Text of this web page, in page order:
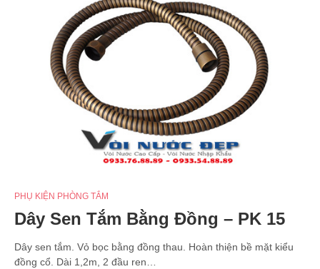
PHỤ KIỆN PHÒNG TẮM
Dây Sen Tắm Bằng Đồng – PK 15
Dây sen tắm. Vỏ bọc bằng đồng thau. Hoàn thiện bề mặt kiểu
đồng cổ. Dài 1,2m, 2 đầu ren…